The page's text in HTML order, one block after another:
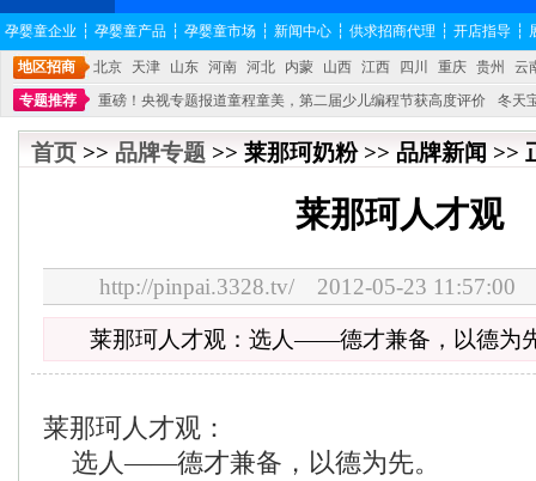
孕婴童企业 ┆ 孕婴童产品 ┆ 孕婴童市场 ┆ 新闻中心 ┆ 供求招商代理 ┆ 开店指导 ┆
地区招商 北京 天津 山东 河南 河北 内蒙 山西 江西 四川 重庆 贵州
云
专题推荐
重磅！央视专题报道童程童美，第二届少儿编程节获高度评价
冬天
不能再单纯地销售产品,而要向增强服务转型,毕竟母婴产品比较特殊。”
妇幼广场
首页 >> 品牌专题 >> 莱那珂奶粉 >> 品牌新闻 >>
莱那珂人才观
http://pinpai.3328.tv/ 2012-05-23 11:57:00
莱那珂人才观：选人——德才兼备，以德为
莱那珂人才观：
选人——德才兼备，以德为先。